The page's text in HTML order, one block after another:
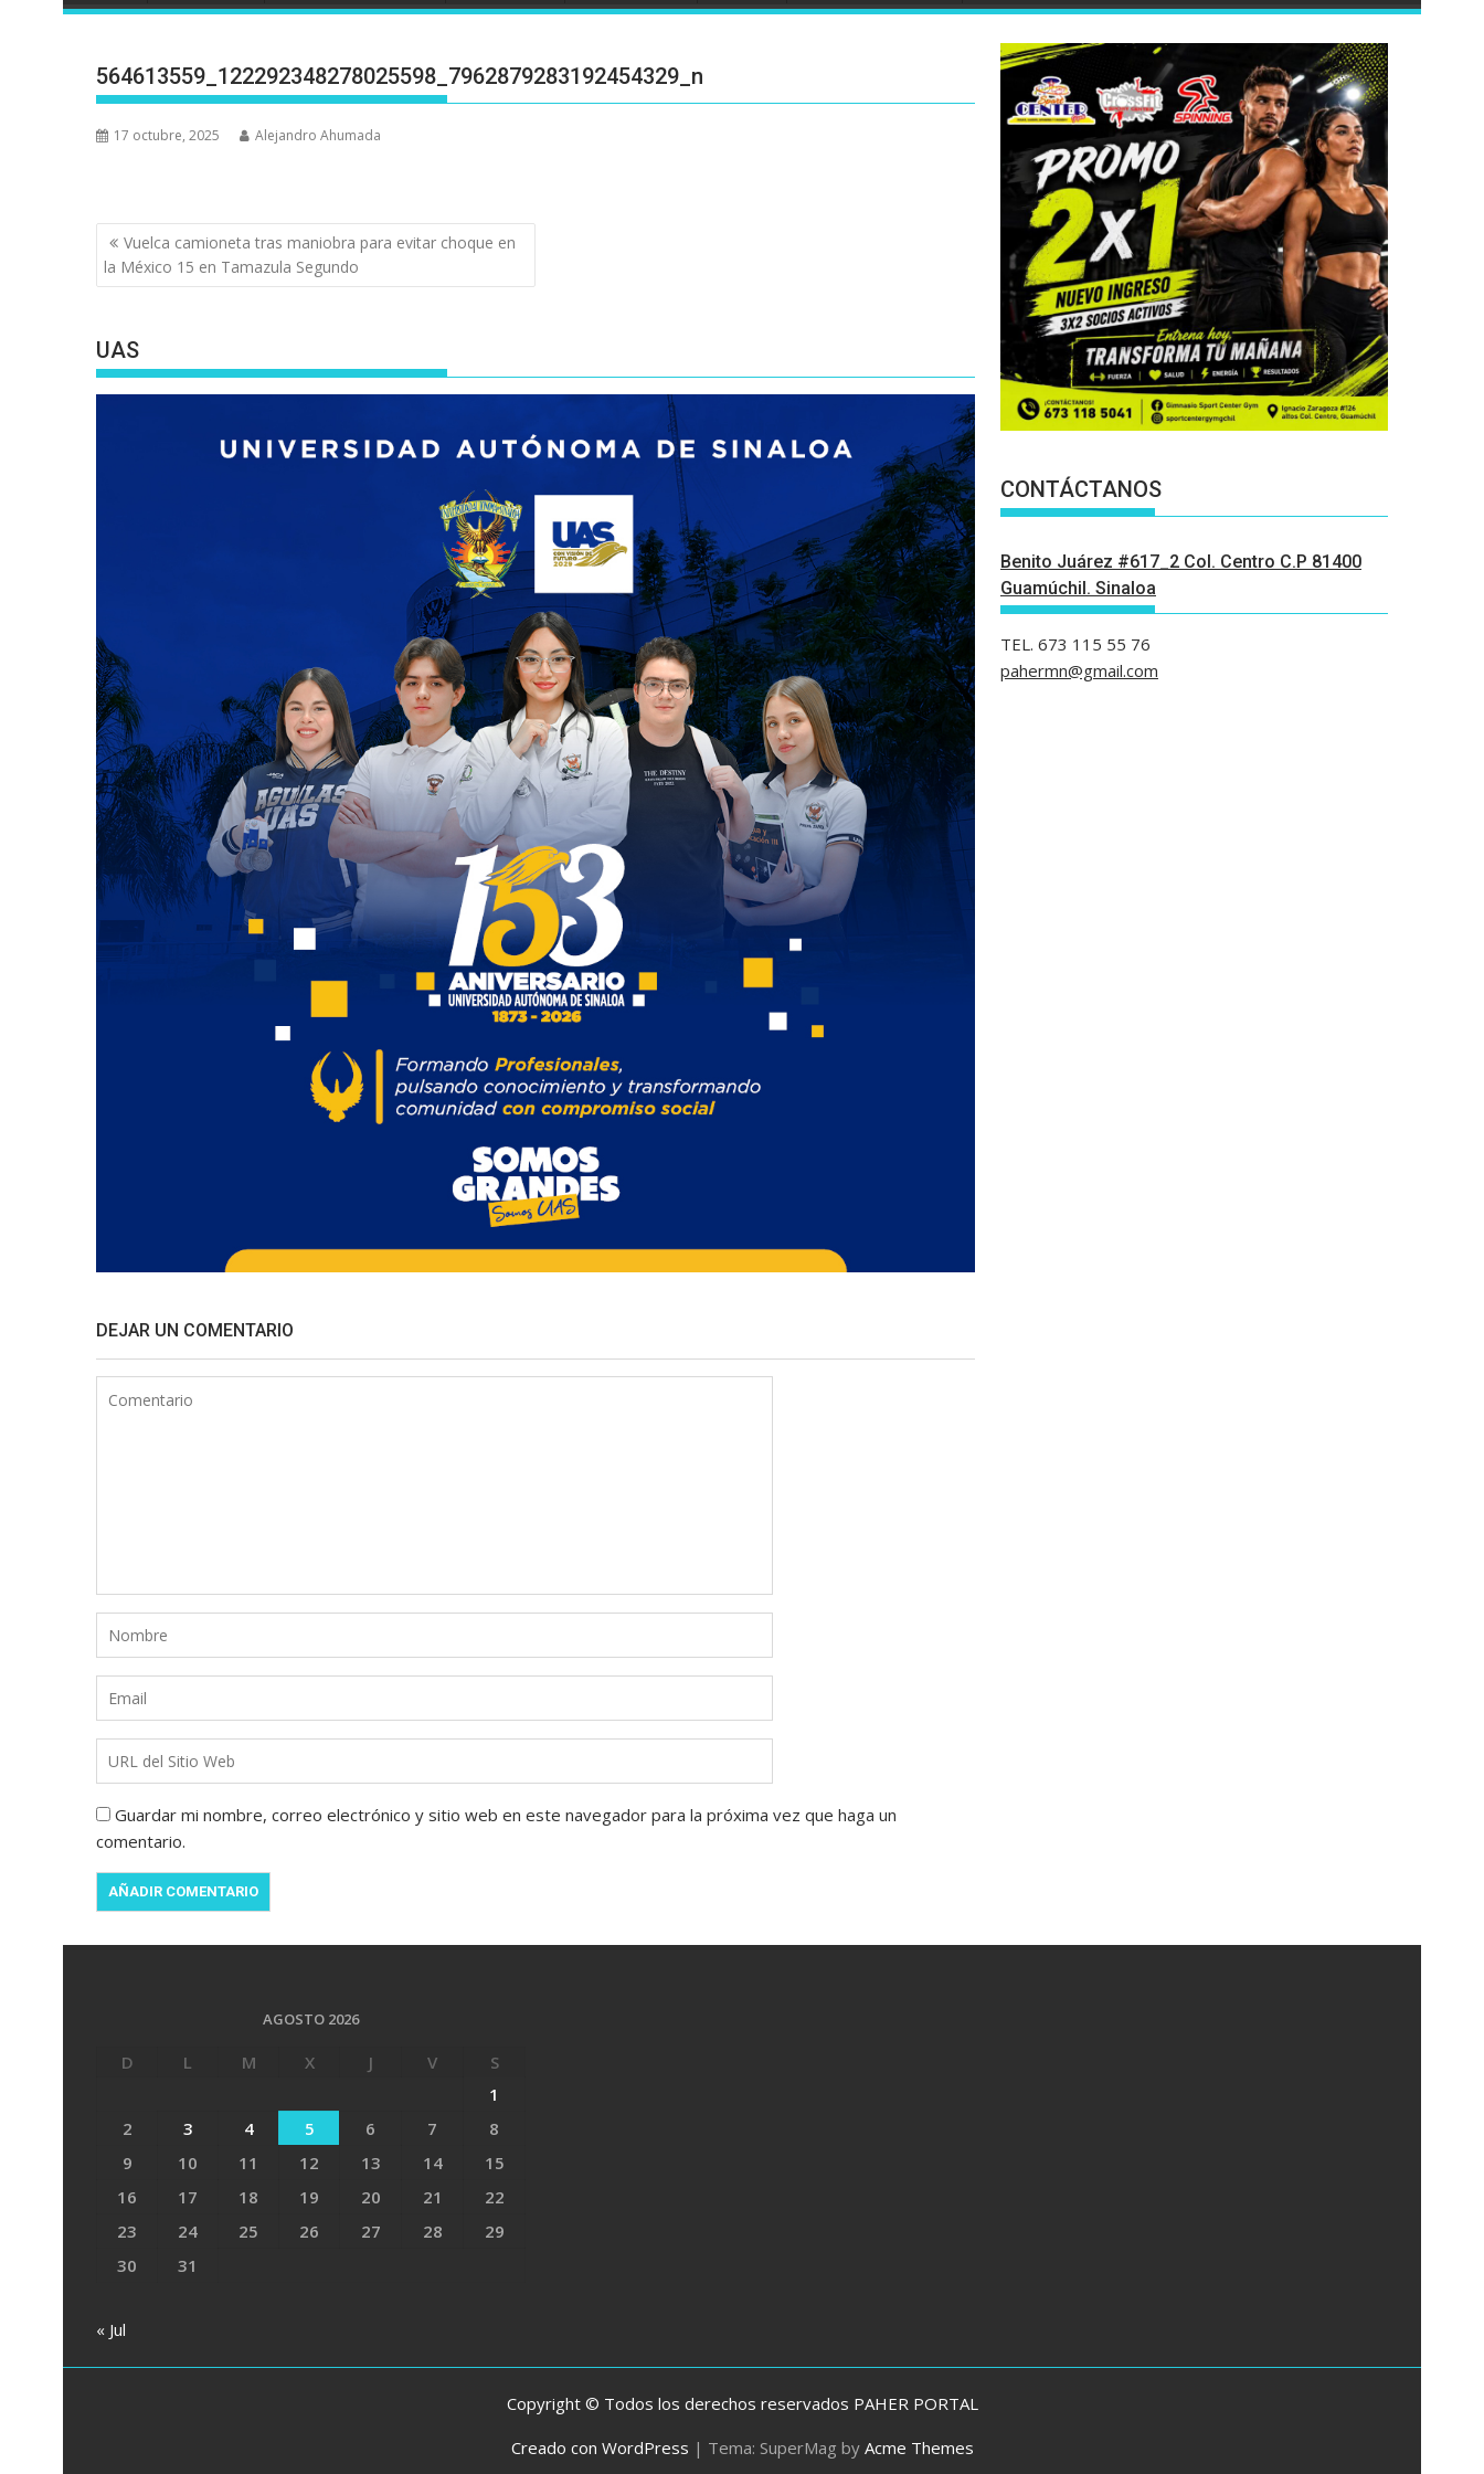
564613559_122292348278025598_7962879283192454329_n
17 octubre, 2025 Alejandro Ahumada
Navegación
de
entradas
Vuelca camioneta tras maniobra para evitar choque en
la México 15 en Tamazula Segundo
UAS
DEJAR UN COMENTARIO
Guardar mi nombre, correo electrónico y sitio web en este navegador para la próxima vez que haga un
comentario.
CONTÁCTANOS
Benito Juárez #617_2 Col. Centro C.P 81400
Guamúchil. Sinaloa
TEL. 673 115 55 76
pahermn@gmail.com
AGOSTO 2026
D L M X J V
S
1
2
3 4 5 6 7
8
9
10 11 12 13 14
15
16
17 18 19 20 21
22
23
24 25 26 27 28
29
30
31
« Jul
Copyright © Todos los derechos reservados PAHER PORTAL
Creado con WordPress | Tema: SuperMag by Acme Themes